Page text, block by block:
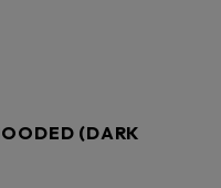
(DARK